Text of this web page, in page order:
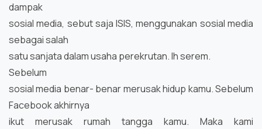
dampak
sosial media, sebut saja ISIS, menggunakan sosial media
sebagai salah
satu sanjata dalam usaha perekrutan. Ih serem.
Sebelum
sosial media benar- benar merusak hidup kamu. Sebelum
Facebook akhirnya
ikut merusak rumah tangga kamu. Maka kami